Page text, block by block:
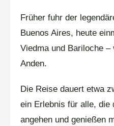
Früher fuhr der
Buenos Aires, heute
Viedma und Bariloche
Anden.
Die Reise dauert etwa
ein Erlebnis für alle, die
angehen und genießen